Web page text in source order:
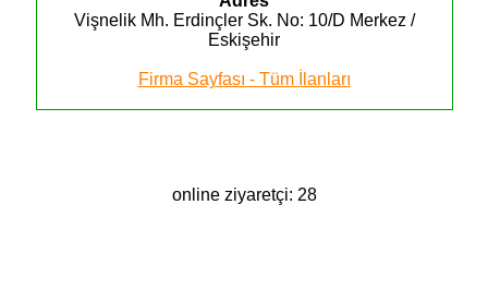
Vişnelik Mh. Erdinçler Sk. No: 10/D Merkez /
Eskişehir
Firma Sayfası - Tüm İlanları
online ziyaretçi: 28